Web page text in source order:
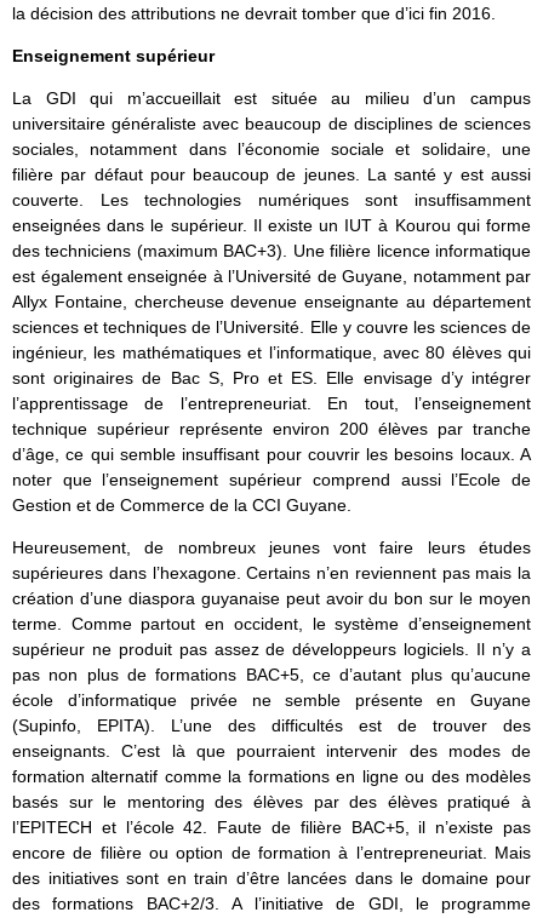
la décision des attributions ne devrait tomber que d’ici fin 2016.
Enseignement supérieur
La GDI qui m’accueillait est située au milieu d’un campus
universitaire généraliste avec beaucoup de disciplines de sciences
sociales, notamment dans l’économie sociale et solidaire, une
filière par défaut pour beaucoup de jeunes. La santé y est aussi
couverte. Les technologies numériques sont insuffisamment
enseignées dans le supérieur. Il existe un IUT à Kourou qui forme
des techniciens (maximum BAC+3). Une filière licence informatique
est également enseignée à l’Université de Guyane, notamment par
Allyx Fontaine, chercheuse devenue enseignante au département
sciences et techniques de l’Université. Elle y couvre les sciences de
ingénieur, les mathématiques et l’informatique, avec 80 élèves qui
sont originaires de Bac S, Pro et ES. Elle envisage d’y intégrer
l’apprentissage de l’entrepreneuriat. En tout, l’enseignement
technique supérieur représente environ 200 élèves par tranche
d’âge, ce qui semble insuffisant pour couvrir les besoins locaux. A
noter que l’enseignement supérieur comprend aussi l’Ecole de
Gestion et de Commerce de la CCI Guyane.
Heureusement, de nombreux jeunes vont faire leurs études
supérieures dans l’hexagone. Certains n’en reviennent pas mais la
création d’une diaspora guyanaise peut avoir du bon sur le moyen
terme. Comme partout en occident, le système d’enseignement
supérieur ne produit pas assez de développeurs logiciels. Il n’y a
pas non plus de formations BAC+5, ce d’autant plus qu’aucune
école d’informatique privée ne semble présente en Guyane
(Supinfo, EPITA). L’une des difficultés est de trouver des
enseignants. C’est là que pourraient intervenir des modes de
formation alternatif comme la formations en ligne ou des modèles
basés sur le mentoring des élèves par des élèves pratiqué à
l’EPITECH et l’école 42. Faute de filière BAC+5, il n’existe pas
encore de filière ou option de formation à l’entrepreneuriat. Mais
des initiatives sont en train d’être lancées dans le domaine pour
des formations BAC+2/3. A l’initiative de GDI, le programme